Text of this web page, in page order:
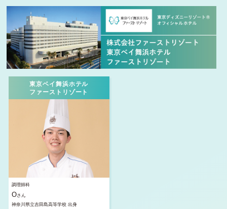
東京ベイ舞浜ホテル
ファーストリゾート
調理師科
Oさん
神奈川県立吉田島高等学校 出身